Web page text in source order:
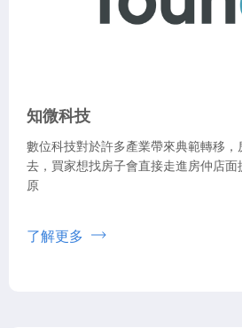
知微科技
數位科技對於許多產業帶來典範轉移
去，買家想找房子會直接走進房仲店
原
了解更多